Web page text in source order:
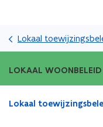
Lokaal
LOKAAL WOONBELEID
Gedaan
Lokaal